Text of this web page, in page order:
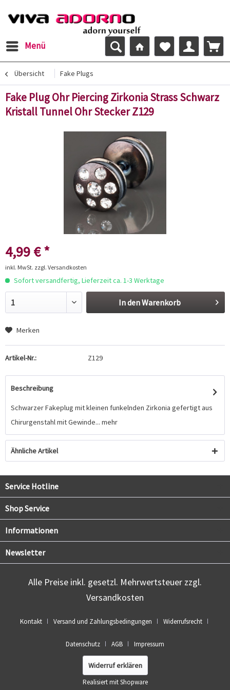
Menü
Übersicht Fake Plugs
Fake Plug Ohr Piercing Zirkonia Strass Schwarz
Kristall Tunnel Ohr Stecker Z129
4,99 € *
inkl. MwSt. zzgl. Versandkosten
Sofort versandfertig, Lieferzeit ca. 1-3 Werktage
In denWarenkorb
Merken
Artikel-Nr.: Z129
Beschreibung
Schwarzer Fakeplug mit kleinen funkelnden Zirkonia gefertigt aus
Chirurgenstahl mit Gewinde... mehr
Ähnliche Artikel
Service Hotline
Shop Service
Informationen
Newsletter
Alle Preise inkl. gesetzl. Mehrwertsteuer zzgl.
Versandkosten
Kontakt Versand und Zahlungsbedingungen Widerrufsrecht
Datenschutz AGB Impressum
Widerruf erklären
Realisiert mit Shopware